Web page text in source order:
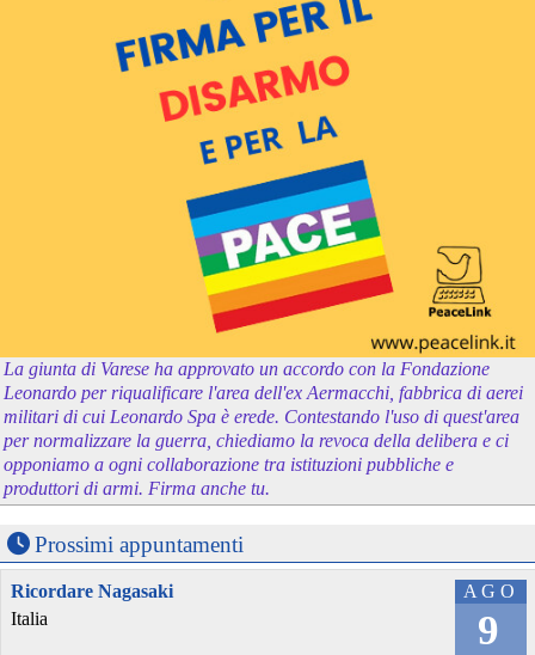
La giunta di Varese ha approvato un accordo con la Fondazione
Leonardo per riqualificare l'area dell'ex Aermacchi, fabbrica di aerei
militari di cui Leonardo Spa è erede. Contestando l'uso di quest'area
per normalizzare la guerra, chiediamo la revoca della delibera e ci
opponiamo a ogni collaborazione tra istituzioni pubbliche e
produttori di armi. Firma anche tu.
Prossimi appuntamenti
AGO
9
Ricordare Nagasaki
Italia